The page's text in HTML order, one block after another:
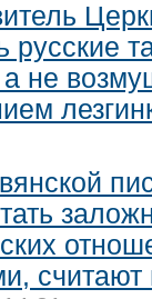
русские
не
считают